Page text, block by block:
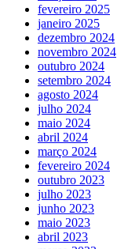
fevereiro 2025
janeiro 2025
dezembro 2024
novembro 2024
outubro 2024
setembro 2024
agosto 2024
julho 2024
maio 2024
abril 2024
março 2024
fevereiro 2024
outubro 2023
julho 2023
junho 2023
maio 2023
abril 2023